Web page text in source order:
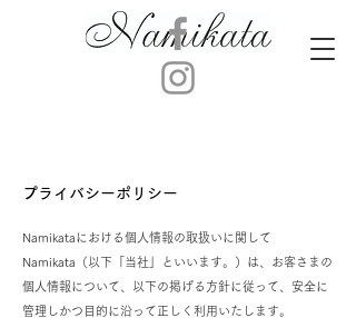
プライバシーポリシー
Namikataにおける個人情報の取扱いに関して
Namikata（以下「当社」といいます。）は、お客さまの
個人情報について、以下の掲げる方針に従って、安全に
管理しかつ目的に沿って正しく利用いたします。